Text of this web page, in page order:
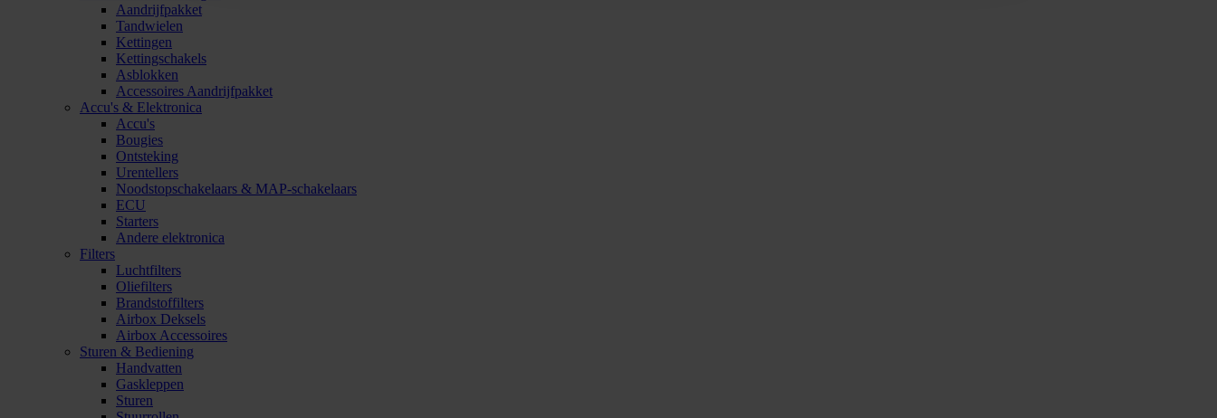
Aandrijfpakket
Tandwielen
Kettingen
Kettingschakels
Asblokken
Accessoires Aandrijfpakket
Accu's & Elektronica
Accu's
Bougies
Ontsteking
Urentellers
Noodstopschakelaars & MAP-schakelaars
ECU
Starters
Andere elektronica
Filters
Luchtfilters
Oliefilters
Brandstoffilters
Airbox Deksels
Airbox Accessoires
Sturen & Bediening
Handvatten
Gaskleppen
Sturen